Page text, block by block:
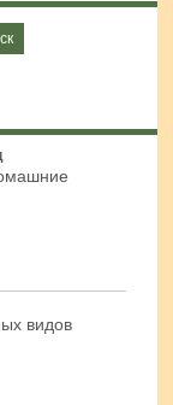
видов